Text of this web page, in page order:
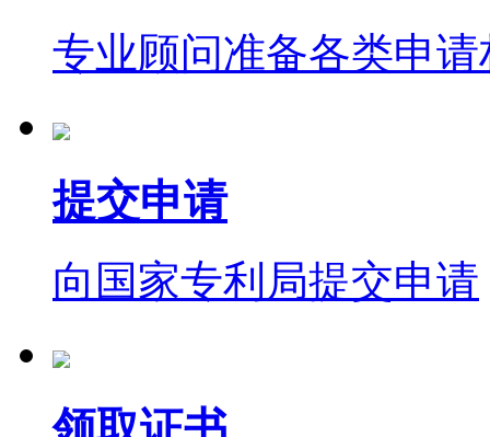
专业顾问准备各类申请
提交申请
向国家专利局提交申请